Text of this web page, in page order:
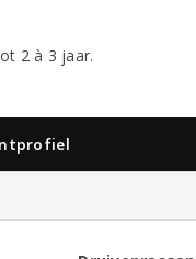
2 à 3 jaar.